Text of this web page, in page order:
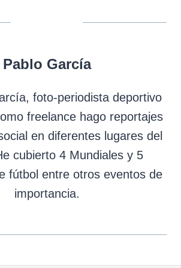
Pablo García
foto-periodista deportivo
freelance hago reportajes
en diferentes lugares del
cubierto 4 Mundiales y 5
fútbol entre otros eventos de
importancia.